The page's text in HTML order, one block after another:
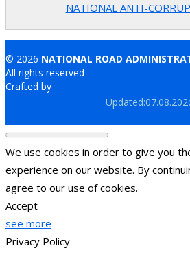
NATIONAL ANTI-
© 2026 NATIONAL ROAD
All rights reserved
Crafted by
We use cookies in order to give you
experience on our website. By
agree to our use of cookies.
Accept
see more
Privacy Policy